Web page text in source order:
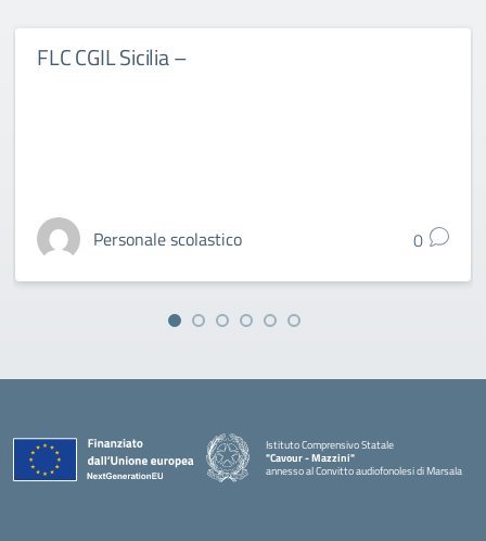
FLC CGIL Sicilia –
Personale scolastico 0
Istituto Comprensivo Statale
"Cavour - Mazzini"
annesso al Convitto audiofonolesi di Marsala